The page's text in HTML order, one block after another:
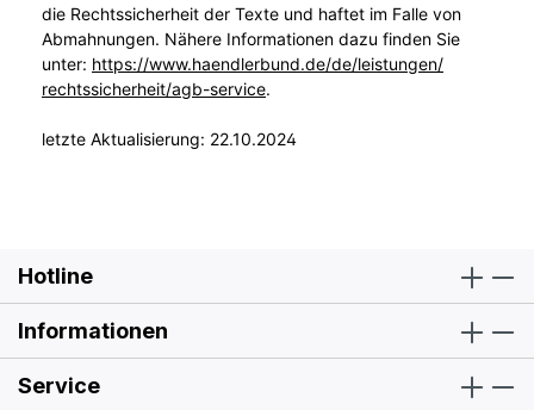
die Rechtssicherheit der Texte und haftet im Falle von
Abmahnungen. Nähere Informationen dazu finden Sie
unter: https://www.haendlerbund.de/de/leistungen/
rechtssicherheit/agb-service.
letzte Aktualisierung: 22.10.2024
Hotline
Informationen
Service